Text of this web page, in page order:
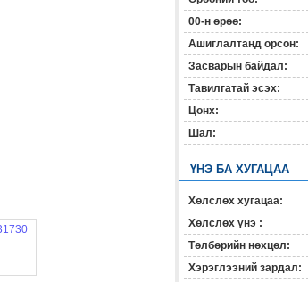
00-н өрөө:
Ашиглалтанд орсон:
Засварын байдал:
Тавилгатай эсэх:
Цонх:
Шал:
ҮНЭ БА ХУГАЦАА
Хөлслөх хугацаа:
Хөлслөх үнэ :
Төлбөрийн нөхцөл:
Хэрэглээний зардал: